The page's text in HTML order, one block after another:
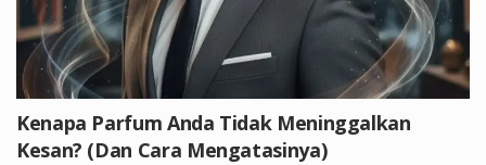
Kenapa Parfum Anda Tidak Meninggalkan
Kesan? (Dan Cara Mengatasinya)